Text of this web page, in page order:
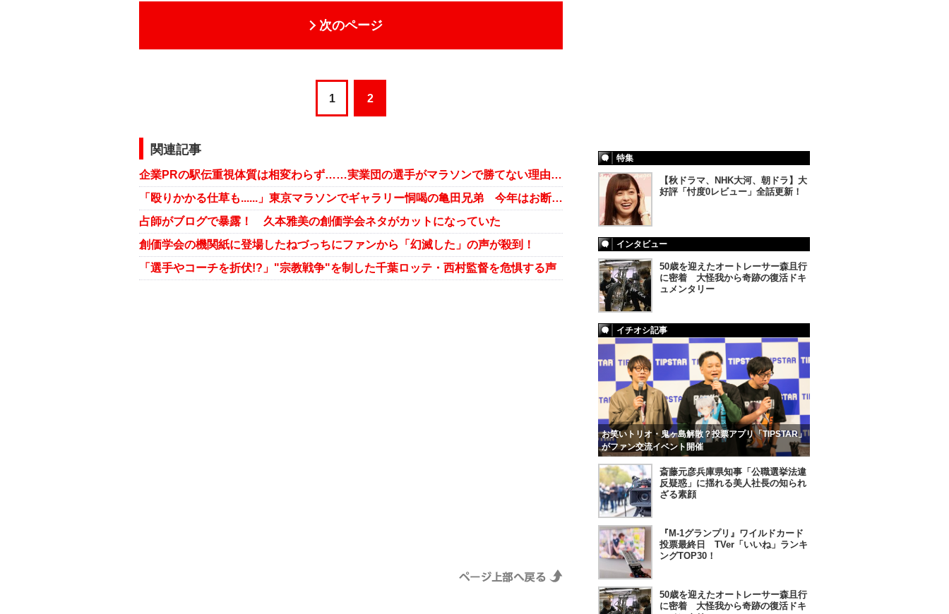
次のページ
1 2
関連記事
企業PRの駅伝重視体質は相変わらず……実業団の選手がマラソンで勝てない理由とは
「殴りかかる仕草も......」東京マラソンでギャラリー恫喝の亀田兄弟 今年はお断り!?
占師がブログで暴露！ 久本雅美の創価学会ネタがカットになっていた
創価学会の機関紙に登場したねづっちにファンから「幻滅した」の声が殺到！
「選手やコーチを折伏!?」"宗教戦争"を制した千葉ロッテ・西村監督を危惧する声
特集
【秋ドラマ、NHK大河、朝ドラ】大
好評「忖度0レビュー」全話更新！
インタビュー
50歳を迎えたオートレーサー森且行
に密着 大怪我から奇跡の復活ドキ
ュメンタリー
イチオシ記事
お笑いトリオ・鬼ヶ島解散？投票アプリ「TIPSTAR」
がファン交流イベント開催
斎藤元彦兵庫県知事「公職選挙法違
反疑惑」に揺れる美人社長の知られ
ざる素顔
『M-1グランプリ』ワイルドカード
投票最終日 TVer「いいね」ランキ
ングTOP30！
50歳を迎えたオートレーサー森且行
に密着 大怪我から奇跡の復活ドキ